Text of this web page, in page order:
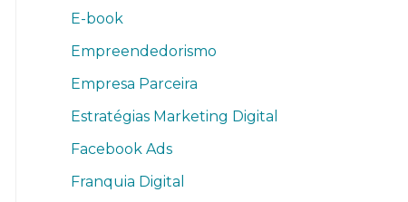
E-book
Empreendedorismo
Empresa Parceira
Estratégias Marketing Digital
Facebook Ads
Franquia Digital